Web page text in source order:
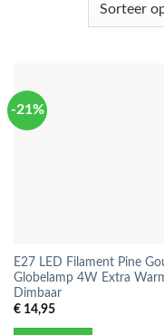
-21%
E27 LED Filament Pine
Globelamp 4W Extra
Dimbaar
€14,95